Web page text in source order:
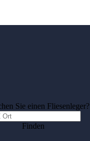
Sie einen Fliesenleger?
Finden